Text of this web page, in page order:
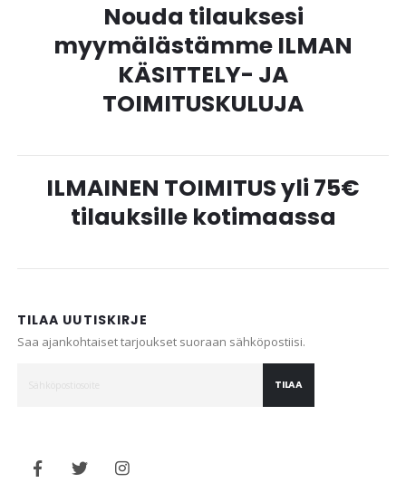
Nouda tilauksesi
myymälästämme ILMAN
KÄSITTELY- JA
TOIMITUSKULUJA
ILMAINEN TOIMITUS yli 75€
tilauksille kotimaassa
TILAA UUTISKIRJE
Saa ajankohtaiset tarjoukset suoraan sähköpostiisi.
TILAA